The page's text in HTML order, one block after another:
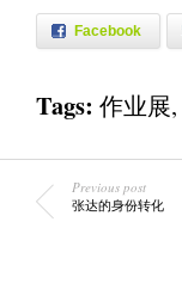
Facebook
Tags: 作业展,
Previous post
张达的身份转化